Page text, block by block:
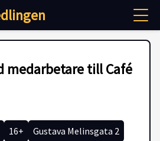
medarbetare till Café
16+
Gustava Melinsgata 2